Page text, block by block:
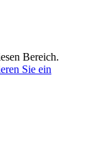
Bereich.
Sie ein